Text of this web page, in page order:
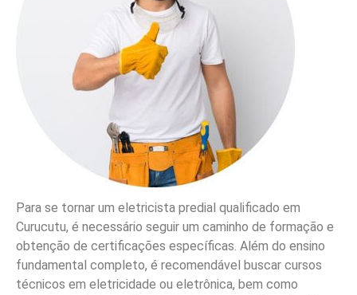
Para se tornar um eletricista predial qualificado em
Curucutu, é necessário seguir um caminho de formação e
obtenção de certificações específicas. Além do ensino
fundamental completo, é recomendável buscar cursos
técnicos em eletricidade ou eletrônica, bem como